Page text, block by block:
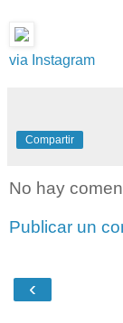
via Instagram
Compartir
No hay
Publicar un
‹